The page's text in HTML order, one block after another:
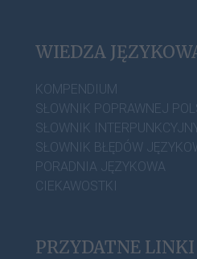
WIEDZA
KOMPENDIUM
SŁOWNIK POPRAWNEJ
SŁOWNIK
SŁOWNIK BŁĘDÓW
PORADNIA JĘZYKOWA
CIEKAWOSTKI
PRZYDATNE LINKI